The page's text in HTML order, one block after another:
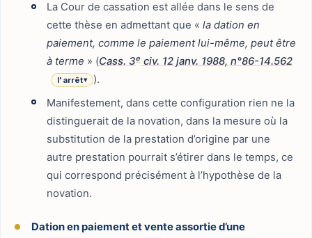
La Cour de cassation est allée dans le sens de
cette thèse en admettant que «la dation en
paiement, comme le paiement lui-même, peut être
à terme » (Cass. 3e civ. 12 janv. 1988, n°86-14.562
l'arrêt▾
).
Manifestement, dans cette configuration rien ne la
distinguerait de la novation, dans la mesure où la
substitution de la prestation d’origine par une
autre prestation pourrait s’étirer dans le temps, ce
qui correspond précisément à l’hypothèse de la
novation.
Dation en paiement et vente assortie d’une